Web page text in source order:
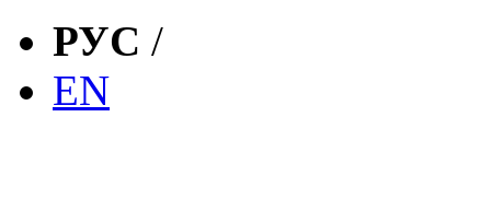
РУС /
EN